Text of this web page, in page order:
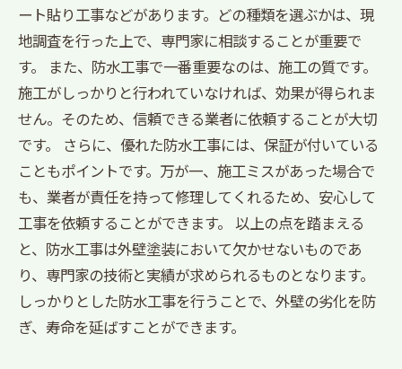
ート貼り工事などがあります。どの種類を選ぶかは、現
地調査を行った上で、専門家に相談することが重要で
す。 また、防水工事で一番重要なのは、施工の質です。
施工がしっかりと行われていなければ、効果が得られま
せん。そのため、信頼できる業者に依頼することが大切
です。 さらに、優れた防水工事には、保証が付いている
こともポイントです。万が一、施工ミスがあった場合で
も、業者が責任を持って修理してくれるため、安心して
工事を依頼することができます。 以上の点を踏まえる
と、防水工事は外壁塗装において欠かせないものであ
り、専門家の技術と実績が求められるものとなります。
しっかりとした防水工事を行うことで、外壁の劣化を防
ぎ、寿命を延ばすことができます。